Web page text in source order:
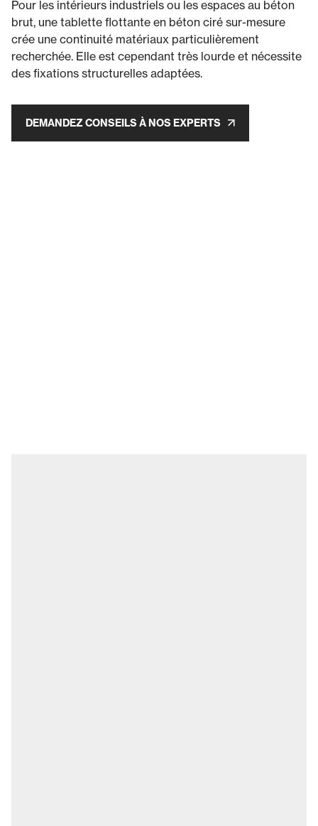
Pour les intérieurs industriels ou les espaces au béton
brut, une tablette flottante en béton ciré sur-mesure
crée une continuité matériaux particulièrement
recherchée. Elle est cependant très lourde et nécessite
des fixations structurelles adaptées.
DEMANDEZ CONSEILS À NOS EXPERTS